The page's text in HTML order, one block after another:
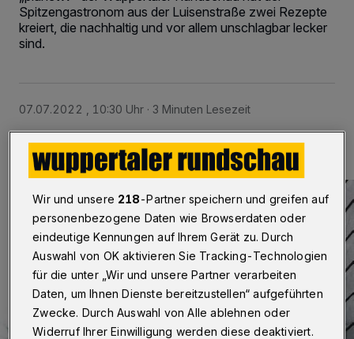
Spitzengastronom aus der Luisenstraße zwei Rezepte
kreiert, die nachhaltig und vor allem unschlagbar lecker
sind.
07.07.2022 , 10:30 Uhr 3 Minuten Lesezeit
Wir und unsere 218-Partner speichern und greifen auf
personenbezogene Daten wie Browserdaten oder
eindeutige Kennungen auf Ihrem Gerät zu. Durch
Auswahl von OK aktivieren Sie Tracking-Technologien
für die unter „Wir und unsere Partner verarbeiten
Daten, um Ihnen Dienste bereitzustellen“ aufgeführten
Zwecke. Durch Auswahl von Alle ablehnen oder
Widerruf Ihrer Einwilligung werden diese deaktiviert.